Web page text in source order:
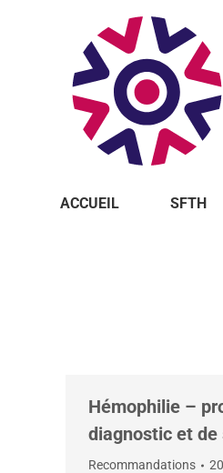
ACCUEIL SFTH
Hémophilie –
diagnostic et de
Recommandations